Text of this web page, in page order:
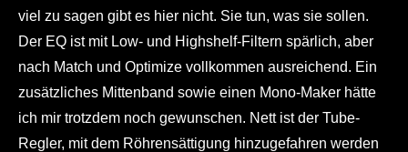
viel zu sagen gibt es hier nicht. Sie tun, was sie sollen.
Der EQ ist mit Low- und Highshelf-Filtern spärlich, aber
nach Match und Optimize vollkommen ausreichend. Ein
zusätzliches Mittenband sowie einen Mono-Maker hätte
ich mir trotzdem noch gewunschen. Nett ist der Tube-
Regler, mit dem Röhrensättigung hinzugefahren werden